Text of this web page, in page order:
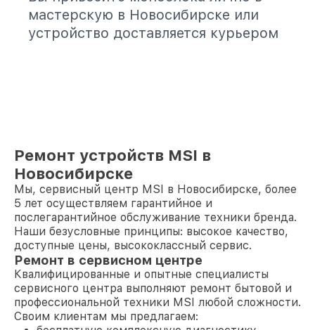
мастерскую в Новосибирске или
устройство доставляется курьером
Ремонт устройств MSI в
Новосибирске
Мы, сервисный центр MSI в Новосибирске, более
5 лет осуществляем гарантийное и
послегарантийное обслуживание техники бренда.
Наши безусловные принципы: высокое качество,
доступные цены, высококлассный сервис.
Ремонт в сервисном центре
Квалифицированные и опытные специалисты
сервисного центра выполняют ремонт бытовой и
профессиональной техники MSI любой сложности.
Своим клиентам мы предлагаем: